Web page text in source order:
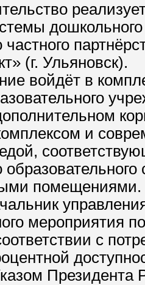
частного
(г. Ульяновск).
войдёт в
и
помещениями.
мероприятия
с